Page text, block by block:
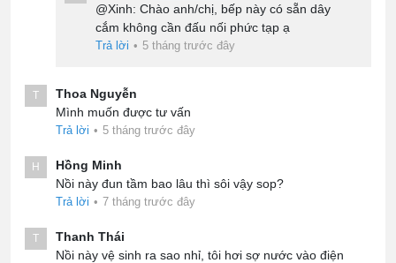
@Xinh: Chào anh/chị, bếp này có sẵn dây
cắm không cần đấu nối phức tạp ạ
Trả lời • 5 tháng trước đây
T
Thoa Nguyễn
Mình muốn được tư vấn
Trả lời • 5 tháng trước đây
H
Hồng Minh
Nồi này đun tầm bao lâu thì sôi vậy sop?
Trả lời • 7 tháng trước đây
T
Thanh Thái
Nồi này vệ sinh ra sao nhỉ, tôi hơi sợ nước vào điện